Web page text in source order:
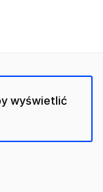
wyświetlić